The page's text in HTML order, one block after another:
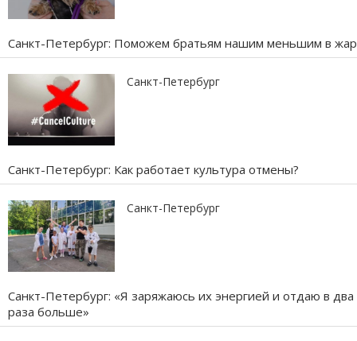
Санкт-Петербург: Поможем братьям нашим меньшим в
Санкт-Петербург
Санкт-Петербург: Как работает культура отмены?
Санкт-Петербург
Санкт-Петербург: «Я заряжаюсь их энергией и отдаю в два
раза больше»